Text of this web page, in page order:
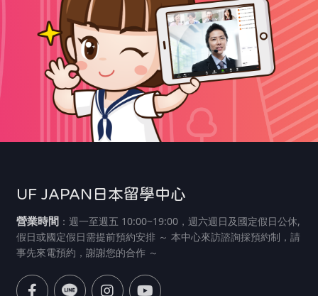
UF JAPAN日本留學中心
營業時間：週一至週五 10:00~19:00，週六週日及國定假日公休,
假日或國定假日需提前預約安排 ～ 本中心來訪諮詢採預約制，請
事先來電預約，謝謝您的合作 ～